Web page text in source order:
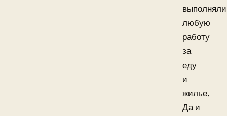
выполняли
любую
работу
за
еду
и
жилье.
Да и